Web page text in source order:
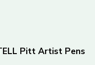
Pitt Artist Pens